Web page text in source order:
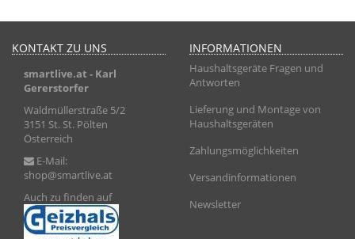
KONTAKT ZU UNS
smartlive.at - Karl
Gererstorfer
Waldmüllerstraße 5/2
3151 St. St. Pölten
Österreich
E-Mail:
shop@smartlive.at
Auch zu finden auf
INFORMATIONEN
Haushaltsgeräte Fragen und
Antworten
Lieferung und Montage von
Haushaltsgeräten
Zahlungsmöglichkeiten
Versandinformationen
Newsletter